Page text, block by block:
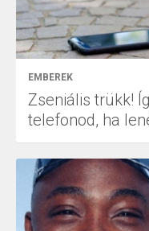
EMBEREK
Zseniális trükk!
telefonod, ha